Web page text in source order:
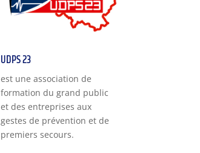
UDPS 23
est une association de
formation du grand public
et des entreprises aux
gestes de prévention et de
premiers secours.